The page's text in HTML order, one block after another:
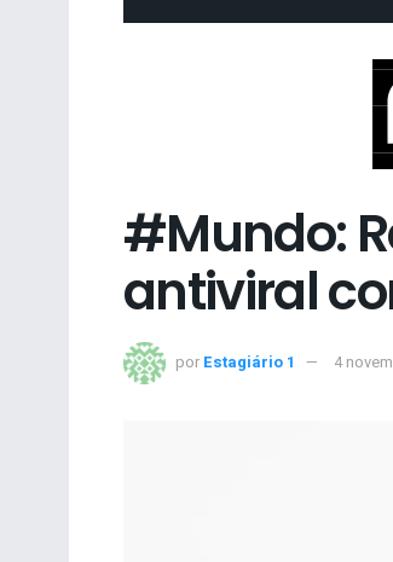
#Mundo:
antiviral
por Estagiário 1 4